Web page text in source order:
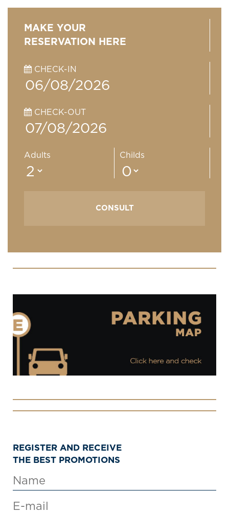
MAKE YOUR
RESERVATION HERE
CHECK-IN
CHECK-OUT
Adults Childs
REGISTER AND RECEIVE
THE BEST PROMOTIONS